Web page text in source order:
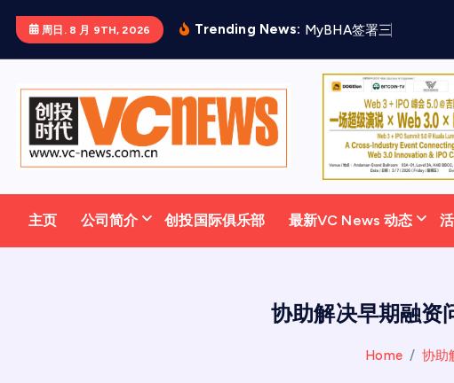
正
周日. 8 月 9TH, 2026 Trending News: MyBHA签署三
主页 公司简介 创投国际俱乐部 最新VC News 动态
协助解决早期融资
Home 协助